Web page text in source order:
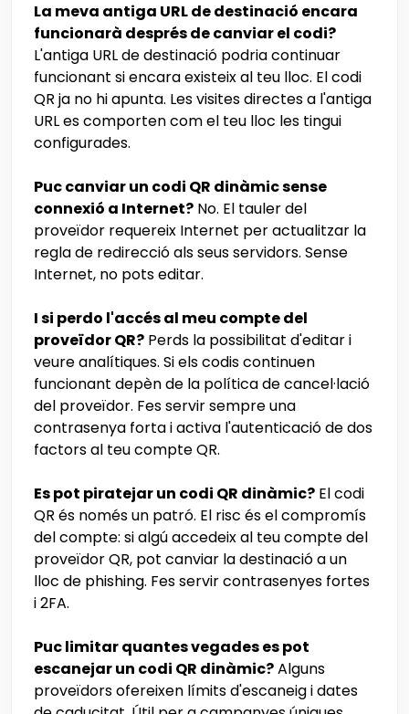
La meva antiga URL de destinació encara
funcionarà després de canviar el codi?
L'antiga URL de destinació podria continuar
funcionant si encara existeix al teu lloc. El codi
QR ja no hi apunta. Les visites directes a l'antiga
URL es comporten com el teu lloc les tingui
configurades.
Puc canviar un codi QR dinàmic sense
connexió a Internet? No. El tauler del
proveïdor requereix Internet per actualitzar la
regla de redirecció als seus servidors. Sense
Internet, no pots editar.
I si perdo l'accés al meu compte del
proveïdor QR? Perds la possibilitat d'editar i
veure analítiques. Si els codis continuen
funcionant depèn de la política de cancel·lació
del proveïdor. Fes servir sempre una
contrasenya forta i activa l'autenticació de dos
factors al teu compte QR.
Es pot piratejar un codi QR dinàmic? El codi
QR és només un patró. El risc és el compromís
del compte: si algú accedeix al teu compte del
proveïdor QR, pot canviar la destinació a un
lloc de phishing. Fes servir contrasenyes fortes
i 2FA.
Puc limitar quantes vegades es pot
escanejar un codi QR dinàmic?Alguns
proveïdors ofereixen límits d'escaneig i dates